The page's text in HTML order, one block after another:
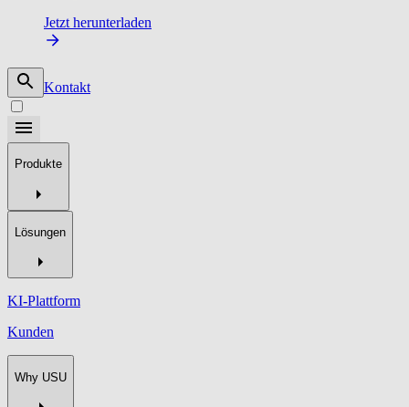
Jetzt herunterladen
Kontakt
Produkte
Lösungen
KI-Plattform
Kunden
Why USU